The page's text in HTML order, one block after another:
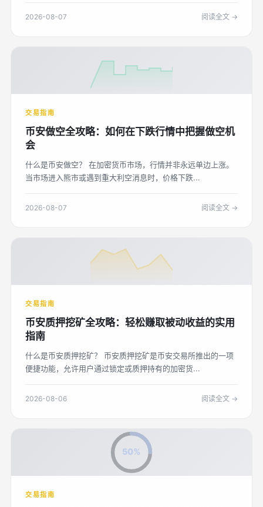
2026-08-07 阅读全文 →
交易指南
币安做空全攻略：如何在下跌行情中把握做空机
会
什么是币安做空？ 在加密货币市场，行情并非永远单边上涨。
当市场进入熊市或遇到重大利空消息时，价格下跌...
2026-08-07 阅读全文 →
交易指南
币安质押挖矿全攻略：轻松赚取被动收益的实用
指南
什么是币安质押挖矿？ 币安质押挖矿是币安交易所推出的一项
便捷功能，允许用户通过锁定或质押持有的加密货...
2026-08-06 阅读全文 →
50%
交易指南